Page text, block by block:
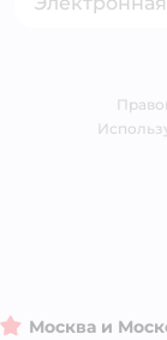
Москва и